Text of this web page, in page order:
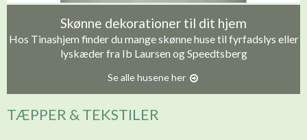
Skønne dekorationer til dit hjem
Hos Tinashjem finder du mange skønne huse til fyrfadslys eller
lyskæder fra Ib Laursen og Speedtsberg
Se alle husene her
TÆPPER & TEKSTILER